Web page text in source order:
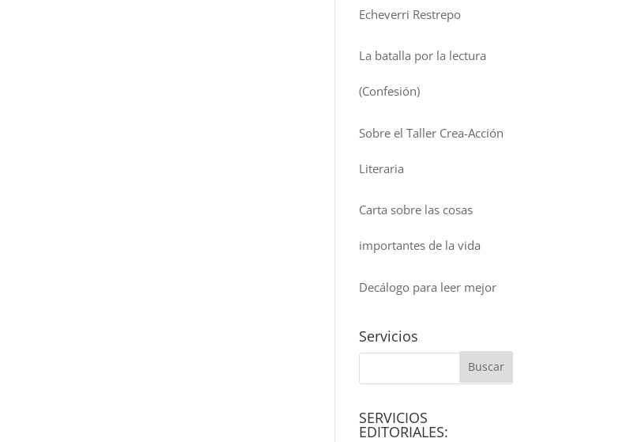
Echeverri Restrepo
La batalla por la lectura
(Confesión)
Sobre el Taller Crea-Acción
Literaria
Carta sobre las cosas
importantes de la vida
Decálogo para leer mejor
Servicios
SERVICIOS
EDITORIALES: